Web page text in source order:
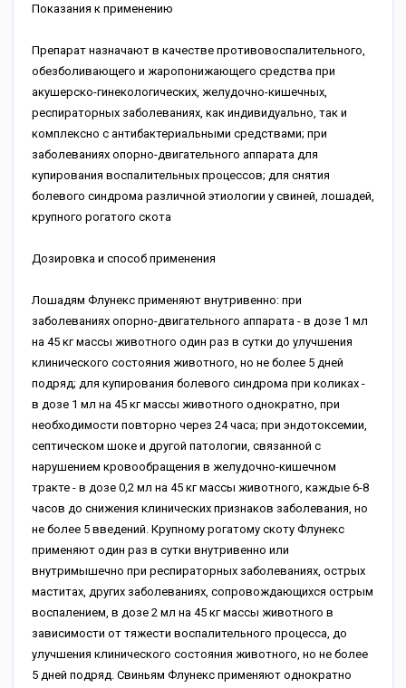
Показания к применению
Препарат назначают в качестве противовоспалительного,
обезболивающего и жаропонижающего средства при
акушерско-гинекологических, желудочно-кишечных,
респираторных заболеваниях, как индивидуально, так и
комплексно с антибактериальными средствами; при
заболеваниях опорно-двигательного аппарата для
купирования воспалительных процессов; для снятия
болевого синдрома различной этиологии у свиней, лошадей,
крупного рогатого скота
Дозировка и способ применения
Лошадям Флунекс применяют внутривенно: при
заболеваниях опорно-двигательного аппарата - в дозе 1 мл
на 45 кг массы животного один раз в сутки до улучшения
клинического состояния животного, но не более 5 дней
подряд; для купирования болевого синдрома при коликах -
в дозе 1 мл на 45 кг массы животного однократно, при
необходимости повторно через 24 часа; при эндотоксемии,
септическом шоке и другой патологии, связанной с
нарушением кровообращения в желудочно-кишечном
тракте - в дозе 0,2 мл на 45 кг массы животного, каждые 6-8
часов до снижения клинических признаков заболевания, но
не более 5 введений. Крупному рогатому скоту Флунекс
применяют один раз в сутки внутривенно или
внутримышечно при респираторных заболеваниях, острых
маститах, других заболеваниях, сопровождающихся острым
воспалением, в дозе 2 мл на 45 кг массы животного в
зависимости от тяжести воспалительного процесса, до
улучшения клинического состояния животного, но не более
5 дней подряд. Свиньям Флунекс применяют однократно